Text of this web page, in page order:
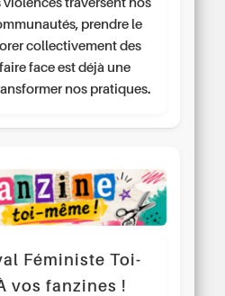
violences traversent nos
prendre le
collectivement des
face est déjà une
nos pratiques.
Féministe Toi-
vos fanzines !